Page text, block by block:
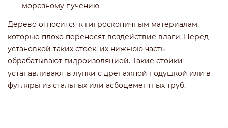
морозному пучению
Дерево относится к гигроскопичным материалам,
которые плохо переносят воздействие влаги. Перед
установкой таких стоек, их нижнюю часть
обрабатывают гидроизоляцией. Такие стойки
устанавливают в лунки с дренажной подушкой или в
футляры из стальных или асбоцементных труб.